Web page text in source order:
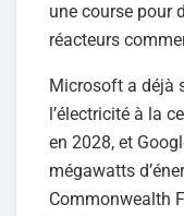
une course pour
réacteurs
Microsoft a déjà
l’électricité à la
en 2028, et
mégawatts
Commonwealth